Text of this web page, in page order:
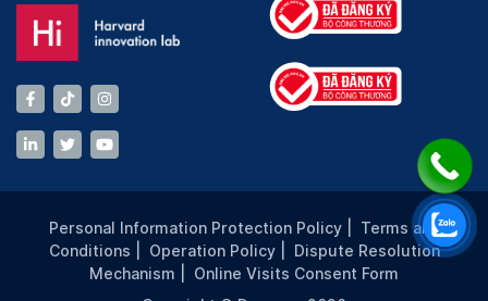
Personal Information Protection Policy
Terms and
Conditions
Operation Policy
Dispute Resolution
Mechanism
Online Visits Consent Form